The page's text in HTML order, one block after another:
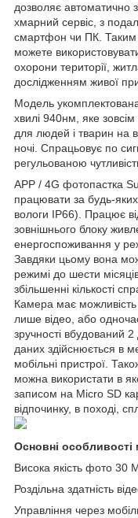
дозволяє автоматично
хмарний сервіс, з
смартфон чи ПК. Таким
можете
охорони території,
дослідженням живої
Модель
хвилі 940нм, яке
для людей і тварин на
ночі. Спрацьовує по
регульованою
APP / 4G фотопастка
працювати за будь-
вологи IP66). Працює
зовнішнього блоку
енергоспоживання у
Завдяки цьому вона
режимі до шести
збільшенні кількості
Камера має
лише відео, або
зручності вбудований
даних здійснюється в
мобільні пристрої.
можна використати в
записом на Micro SD
відпочинку, в поході,
Основні особливості
Висока якість фото 30
Роздільна здатність
Управління через